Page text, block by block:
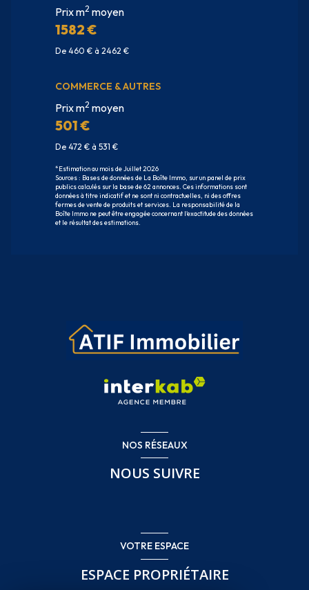
Prix m2 moyen
1582 €
De 460 € à 2462 €
COMMERCE & AUTRES
Prix m2 moyen
501 €
De 472 € à 531 €
*Estimation au mois de Juillet 2026
Sources : Bases de données de La Boîte Immo, sur un panel de prix
publics calculés sur la base de 62 annonces. Ces informations sont
données à titre indicatif et ne sont ni contractuelles, ni des offres
fermes de vente de produits et services. La responsabilité de la
Boîte Immo ne peut être engagée concernant l'exactitude des données
et le résultat des estimations.
NOS RÉSEAUX
NOUS SUIVRE
VOTRE ESPACE
ESPACE PROPRIÉTAIRE